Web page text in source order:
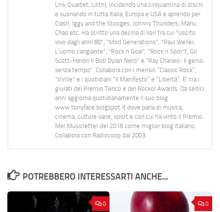
Link Quartet, Lilith), incidendo una cinquantina di dischi
e suonando in tutta Italia, Europa e USA e aprendo per
Clash, Iggy and the Stooges, Johnny Thunders, Manu
Chao etc. Ha scritto una decina di libri tra cui "Uscito
vivo dagli anni 80", "Mod Generations", "Paul Weller,
L’uomo cangiante", "Rock n Goal", "Rock n Spor"t, Gil
Scott-Heron Il Bob Dylan Nero" e "Ray Charles- Il genio
senza tempo". Collabora con i mensili “Classic Rock”,
"Vinile" e i quotidiani “Il Manifesto” e “Libertà”. E' tra i
giurati del Premio Tenco e del Rockol Awards. Da sedici
anni aggiorna quotidianamente il suo blog
www.tonyface.blogspot.it dove parla di musica,
cinema, culture varie, sport e con cui ha vinto il Premio
Mei Musicletter del 2016 come miglior blog italiano.
Collabora con Radiocoop dal 2003.
POTREBBERO INTERESSARTI ANCHE...
0 0